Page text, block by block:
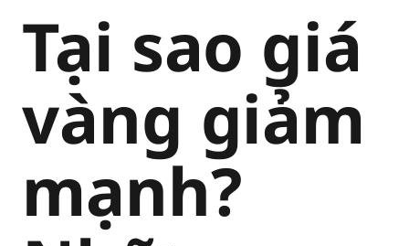
Tại sao giá
vàng giảm
mạnh?